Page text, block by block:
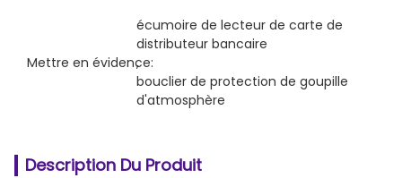
Mettre en évidence:
écumoire de lecteur de carte de
distributeur bancaire
,
bouclier de protection de goupille
d'atmosphère
Description Du Produit